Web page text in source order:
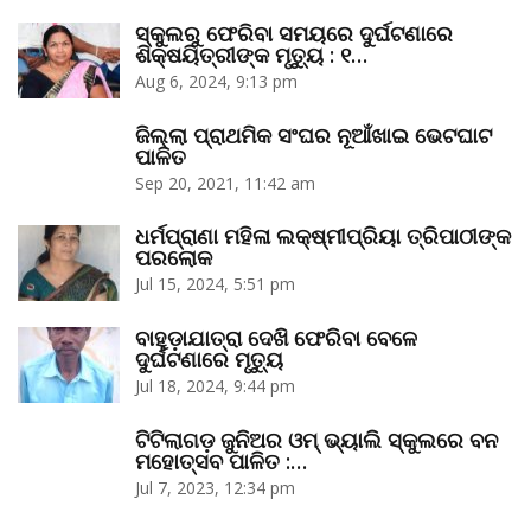
ସ୍କୁଲରୁ ଫେରିବା ସମୟରେ ଦୁର୍ଘଟଣାରେ
ଶିକ୍ଷୟିତ୍ରୀଙ୍କ ମୃତ୍ୟୁ : ୧…
Aug 6, 2024, 9:13 pm
ଜିଲ୍ଲା ପ୍ରାଥମିକ ସଂଘର ନୂଆଁଖାଇ ଭେଟଘାଟ
ପାଳିତ
Sep 20, 2021, 11:42 am
ଧର୍ମପ୍ରାଣା ମହିଳା ଲକ୍ଷ୍ମୀପ୍ରିୟା ତ୍ରିପାଠୀଙ୍କ
ପରଲୋକ
Jul 15, 2024, 5:51 pm
ବାହୁଡ଼ାଯାତ୍ରା ଦେଖି ଫେରିବା ବେଳେ
ଦୁର୍ଘଟଣାରେ ମୃତ୍ୟୁ
Jul 18, 2024, 9:44 pm
ଟିଟିଲାଗଡ଼ ଜୁନିଅର ଓମ୍‌ ଭ୍ୟାଲି ସ୍କୁଲରେ ବନ
ମହୋତ୍ସବ ପାଳିତ :…
Jul 7, 2023, 12:34 pm